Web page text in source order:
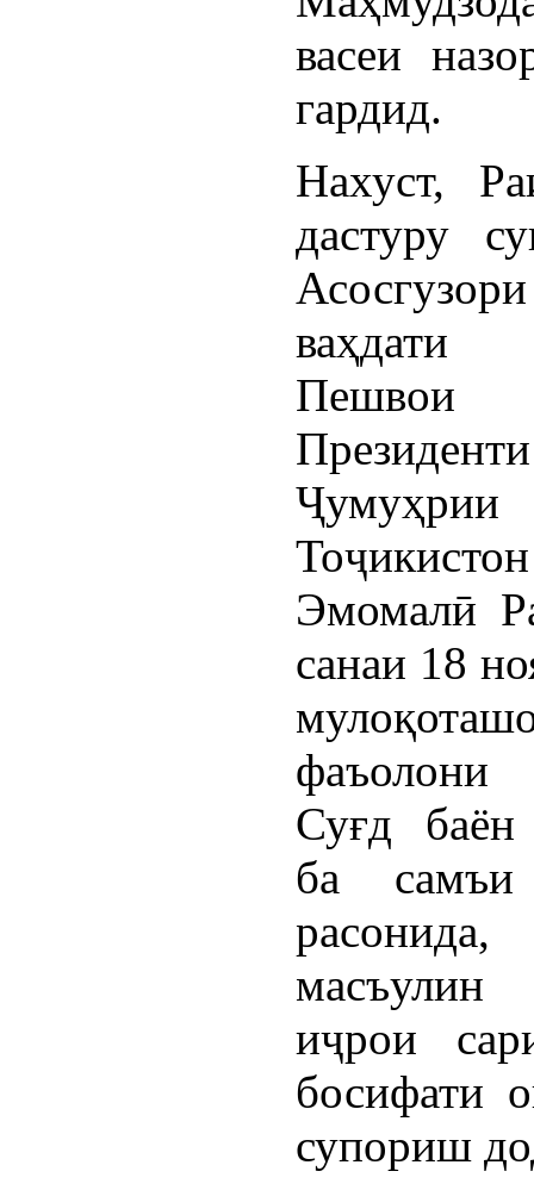
васеи
гардид.
Нахуст,
дастуру
Пешвои
Президенти
Ҷумуҳрии
Эмомалӣ
санаи 18
Суғд
ба самъи
иҷрои
босифати
супориш